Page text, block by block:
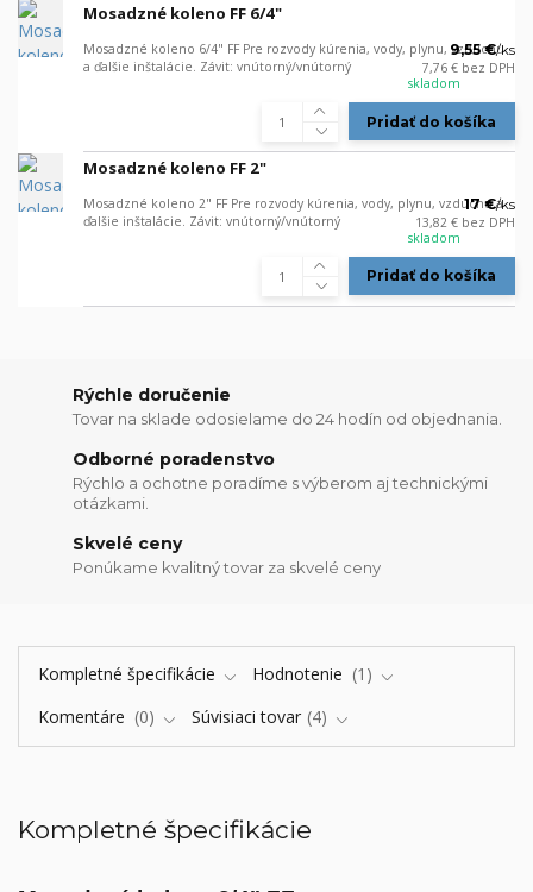
Mosadzné koleno FF 6/4"
Mosadzné koleno 6/4" FF Pre rozvody kúrenia, vody, plynu, vzduchu
a ďalšie inštalácie. Závit: vnútorný/vnútorný
9,55 €/ks
7,76 € bez DPH
skladom
Pridať do košíka
Mosadzné koleno FF 2"
Mosadzné koleno 2" FF Pre rozvody kúrenia, vody, plynu, vzduchu a
ďalšie inštalácie. Závit: vnútorný/vnútorný
17 €/ks
13,82 € bez DPH
skladom
Pridať do košíka
Rýchle doručenie
Tovar na sklade odosielame do 24 hodín od objednania.
Odborné poradenstvo
Rýchlo a ochotne poradíme s výberom aj technickými
otázkami.
Skvelé ceny
Ponúkame kvalitný tovar za skvelé ceny
Kompletné špecifikácie Hodnotenie
1
Komentáre
0 Súvisiaci tovar 4
Kompletné špecifikácie